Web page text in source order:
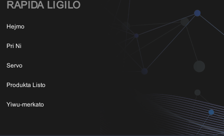
RAPIDA LIGILO
Hejmo
Pri Ni
Servo
Produkta Listo
Yiwu-merkato